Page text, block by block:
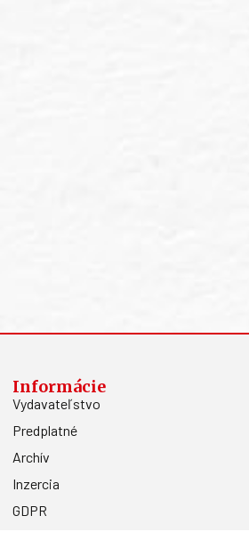
Informácie
Vydavateľstvo
Predplatné
Archív
Inzercia
GDPR